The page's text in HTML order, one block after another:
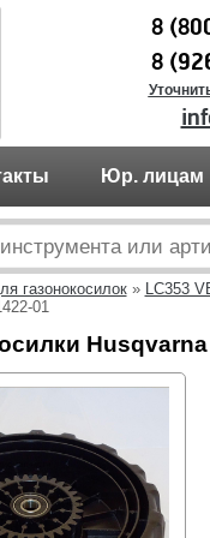
8
8
Юр. лицам
газонокосилок» LC353
01